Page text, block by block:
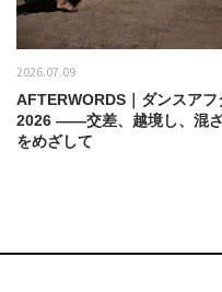
2026.07.09
AFTERWORDS｜ダンスアフ
2026 ——交差、越境し、混
をめざして